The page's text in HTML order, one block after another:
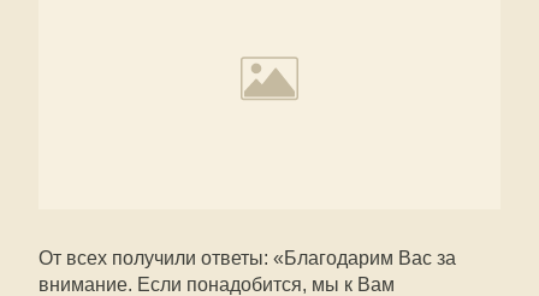
От всех получили ответы: «Благодарим Вас за
внимание. Если понадобится, мы к Вам